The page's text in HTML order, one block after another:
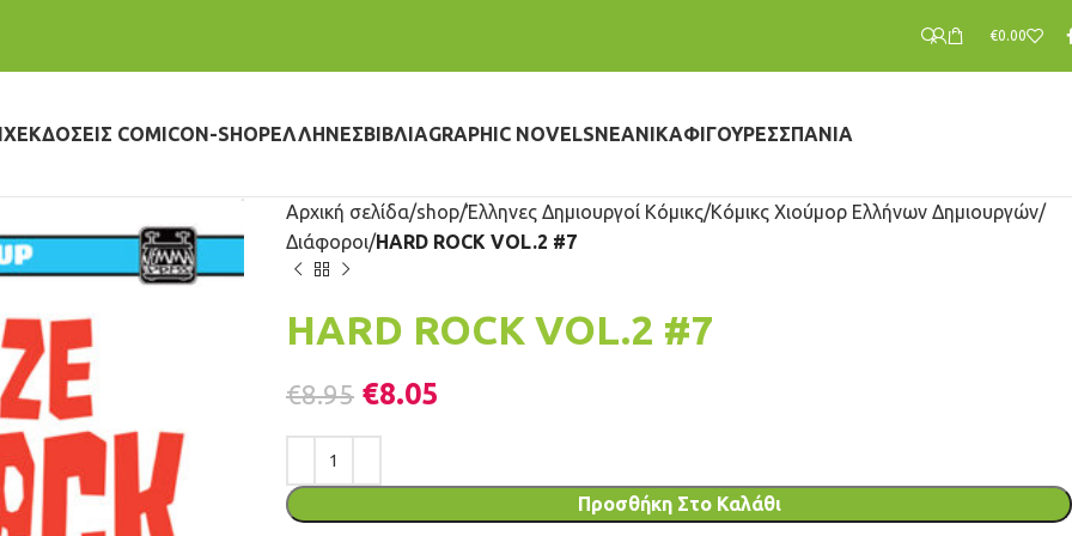
€0.00
ΕΚΔΌΣΕΙΣ COMICON-SHOPΈΛΛΗΝΕΣΒΙΒΛΊΑGRAPHIC NOVELSΝΕΑΝΙΚΆΦΙΓΟΎΡΕΣΣΠΆΝΙΑ
Αρχική σελίδα shop Έλληνες Δημιουργοί Κόμικς Κόμικς Χιούμορ Ελλήνων Δημιουργών
Διάφοροι HARD ROCK VOL.2 #7
HARD ROCK VOL.2 #7
€8.95 €8.05
Προσθήκη Στο Καλάθι